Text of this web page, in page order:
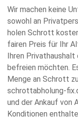
Wir machen keine
sowohl an
holen Schrott
fairen Preis für Ihr
Ihren
befreien möchten.
Menge an Schrott
schrottabholung-
und der Ankauf von
Konditionen